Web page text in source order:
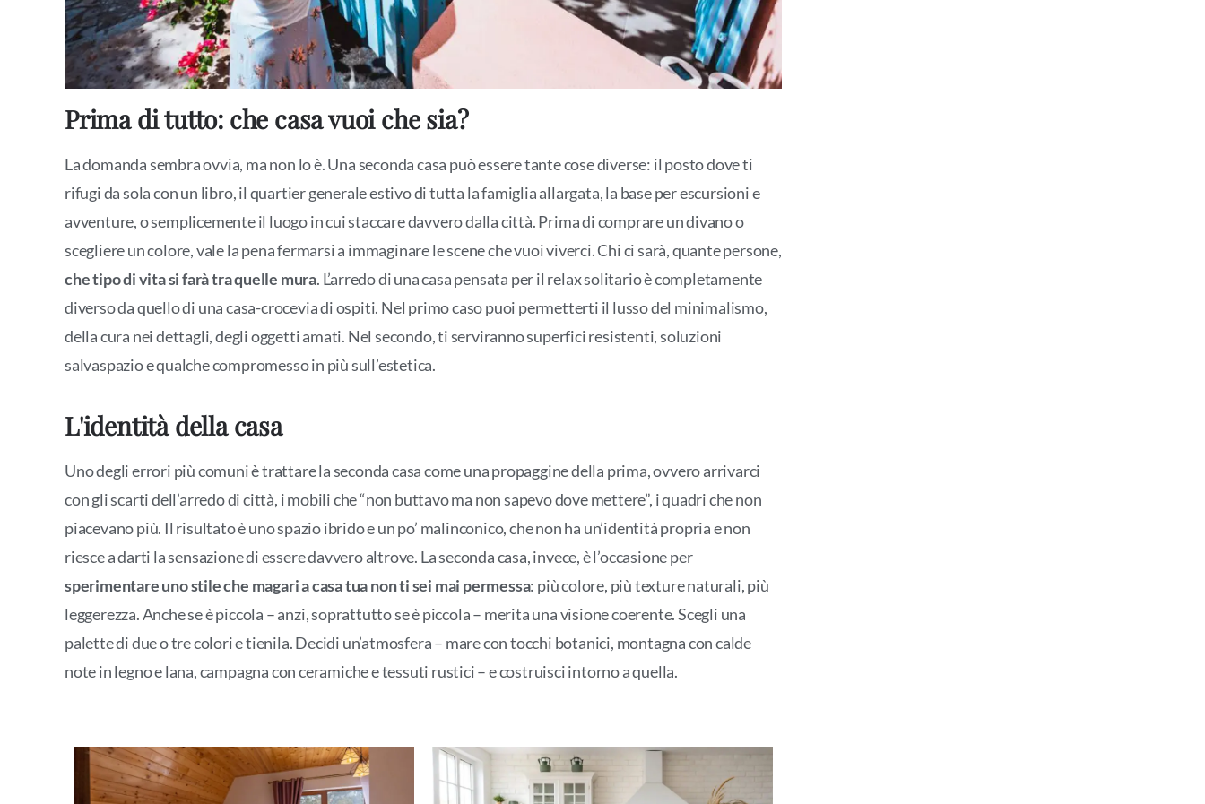
Prima di tutto: che casa vuoi che sia?
La domanda sembra ovvia, ma non lo è. Una seconda casa può essere tante cose diverse: il posto dove ti
rifugi da sola con un libro, il quartier generale estivo di tutta la famiglia allargata, la base per escursioni e
avventure, o semplicemente il luogo in cui staccare davvero dalla città. Prima di comprare un divano o
scegliere un colore, vale la pena fermarsi a immaginare le scene che vuoi viverci. Chi ci sarà, quante persone,
che tipo di vita si farà tra quelle mura. L’arredo di una casa pensata per il relax solitario è completamente
diverso da quello di una casa-crocevia di ospiti. Nel primo caso puoi permetterti il lusso del minimalismo,
della cura nei dettagli, degli oggetti amati. Nel secondo, ti serviranno superfici resistenti, soluzioni
salvaspazio e qualche compromesso in più sull’estetica.
L'identità della casa
Uno degli errori più comuni è trattare la seconda casa come una propaggine della prima, ovvero arrivarci
con gli scarti dell’arredo di città, i mobili che “non buttavo ma non sapevo dove mettere”, i quadri che non
piacevano più. Il risultato è uno spazio ibrido e un po’ malinconico, che non ha un’identità propria e non
riesce a darti la sensazione di essere davvero altrove. La seconda casa, invece, è l’occasione per
sperimentare uno stile che magari a casa tua non ti sei mai permessa: più colore, più texture naturali, più
leggerezza. Anche se è piccola – anzi, soprattutto se è piccola – merita una visione coerente. Scegli una
palette di due o tre colori e tienila. Decidi un’atmosfera – mare con tocchi botanici, montagna con calde
note in legno e lana, campagna con ceramiche e tessuti rustici – e costruisci intorno a quella.